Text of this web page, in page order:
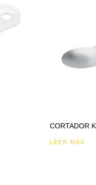
CORTADOR
LEER MÁS